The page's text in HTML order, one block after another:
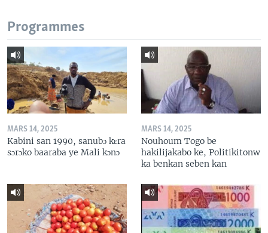
Programmes
MARS 14, 2025
Kabini san 1990, sanubɔ kɛra
sɔrɔko baaraba ye Mali kɔnɔ
MARS 14, 2025
Nouhoum Togo be
hakilijakabo ke, Politikitonw
ka benkan seben kan